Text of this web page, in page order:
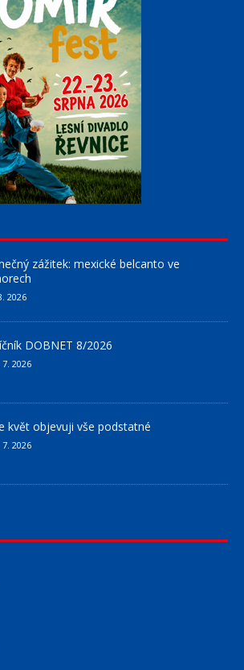
zážitek: mexické belcanto ve
2026
DOBNET 8/2026
7. 2026
květ objevuji vše podstatné
7. 2026